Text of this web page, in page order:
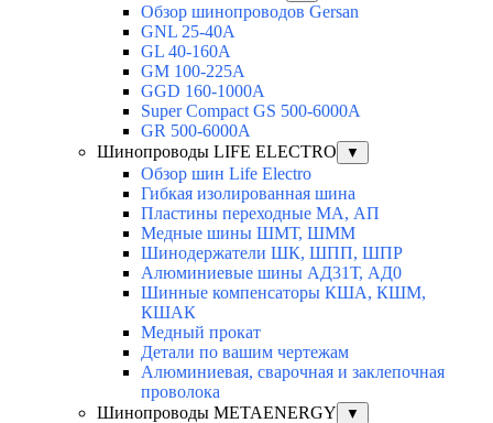
Обзор шинопроводов Gersan
GNL 25-40A
GL 40-160A
GM 100-225A
GGD 160-1000A
Super Compact GS 500-6000A
GR 500-6000A
Шинопроводы LIFE ELECTRO
▼
Обзор шин Life Electro
Гибкая изолированная шина
Пластины переходные МА, АП
Медные шины ШМТ, ШММ
Шинодержатели ШК, ШПП, ШПР
Алюминиевые шины АД31Т, АД0
Шинные компенсаторы КША, КШМ,
КШАК
Медный прокат
Детали по вашим чертежам
Алюминиевая, cварочная и заклепочная
проволока
Шинопроводы METAENERGY
▼